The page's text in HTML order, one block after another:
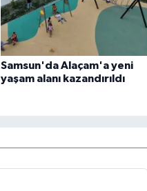
Samsun'da Alaçam'a yeni
yaşam alanı kazandırıldı